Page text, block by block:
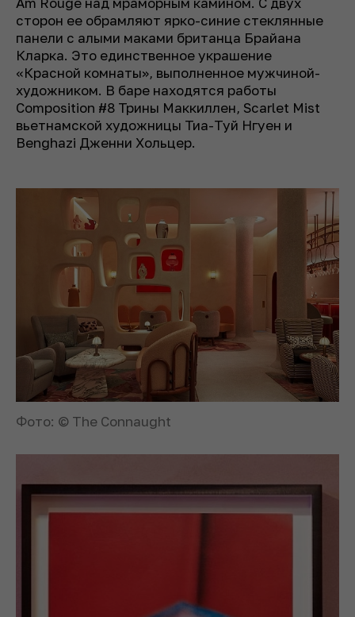
сторон ее обрамляют ярко-синие стеклянные
панели с алыми маками британца Брайана
Кларка. Это единственное украшение
«Красной комнаты», выполненное мужчиной-
художником. В баре находятся работы
Composition #8 Трины Маккиллен, Scarlet Mist
вьетнамской художницы Тиа-Туй Нгуен и
Benghazi Дженни Хольцер.
Фото: © The Connaught